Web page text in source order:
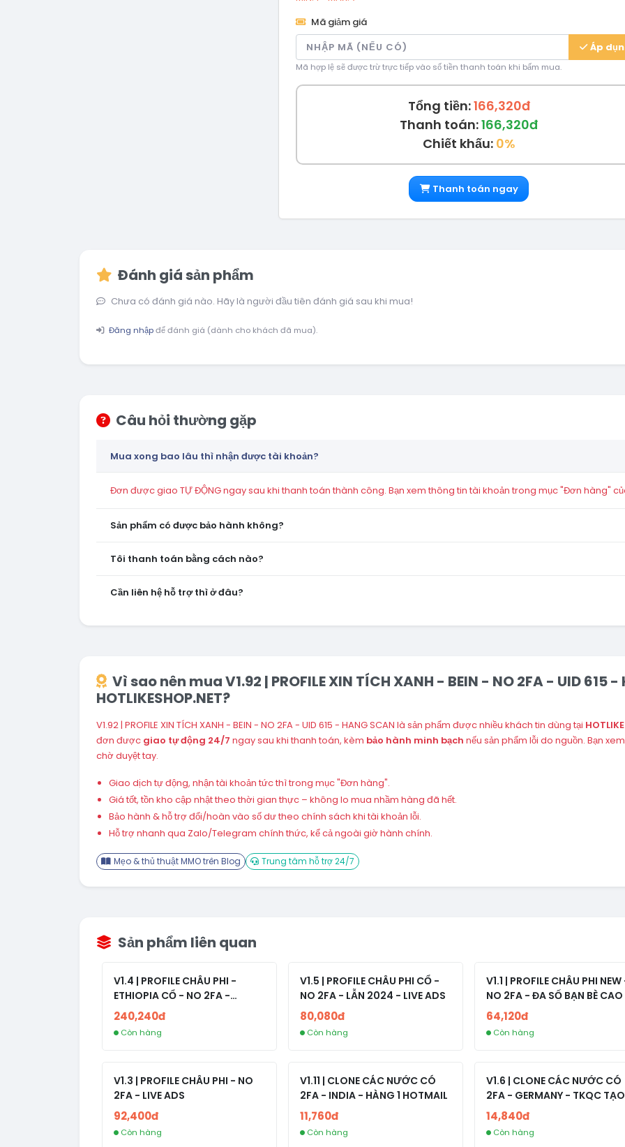
Mã giảm giá
Áp
Mã hợp lệ sẽ được trừ trực tiếp vào số tiền thanh toán khi bấm mua.
Tổng tiền:166,320đ
Thanh toán:166,320đ
Chiết khấu: 0%
Thanh toán ngay
Đánh giá sản phẩm
Chưa có đánh giá nào. Hãy là người đầu tiên đánh giá sau khi mua!
Đăng nhậpđể đánh giá (dành cho khách đã mua).
Câu hỏi thường gặp
Mua xong bao lâu thì nhận được tài khoản?
Đơn được giao TỰ ĐỘNG ngay sau khi thanh toán thành công. Bạn xem thông tin tài khoản trong mục "Đơn hàng"
Sản phẩm có được bảo hành không?
Tôi thanh toán bằng cách nào?
Cần liên hệ hỗ trợ thì ở đâu?
Vì sao nên mua V1.92 | PROFILE XIN TÍCH XANH - BEIN - NO 2FA - UID 615
HOTLIKESHOP.NET?
V1.92 | PROFILE XIN TÍCH XANH - BEIN - NO 2FA - UID 615 - HANG SCAN là sản phẩm được nhiều khách tin dùng tại
đơn được giao tự động 24/7 ngay sau khi thanh toán, kèm bảo hành minh bạch nếu sản phẩm lỗi do nguồn. Bạn
chờ duyệt tay.
Giao dịch tự động, nhận tài khoản tức thì trong mục "Đơn hàng".
Giá tốt, tồn kho cập nhật theo thời gian thực – không lo mua nhầm hàng đã hết.
Bảo hành & hỗ trợ đổi/hoàn vào số dư theo chính sách khi tài khoản lỗi.
Hỗ trợ nhanh qua Zalo/Telegram chính thức, kể cả ngoài giờ hành chính.
Mẹo & thủ thuật MMO trên Blog Trung tâm hỗ trợ 24/7
Sản phẩm liên quan
V1.4 | PROFILE CHÂU PHI -
ETHIOPIA CỔ - NO 2FA -
RANDOM BẠN BÈ
240,240đ
Còn hàng
V1.5 | PROFILE CHÂU PHI CỔ -
NO 2FA - LẪN 2024 - LIVE ADS
80,080đ
Còn hàng
V1.1 | PROFILE CHÂU PHI
NO 2FA - ĐA SỐ BẠN BÈ CAO
64,120đ
Còn hàng
V1.3 | PROFILE CHÂU PHI - NO
2FA - LIVE ADS
92,400đ
Còn hàng
V1.11 | CLONE CÁC NƯỚC CÓ
2FA - INDIA - HÀNG 1 HOTMAIL
11,760đ
Còn hàng
V1.6 | CLONE CÁC NƯỚC CÓ
2FA - GERMANY - TKQC TẠO
TRÊN 3 NGÀY - LIVE ADS -
fviainboxes.com - CLONE
NEW KHÔNG BẢO HÀNH
14,840đ
Còn hàng